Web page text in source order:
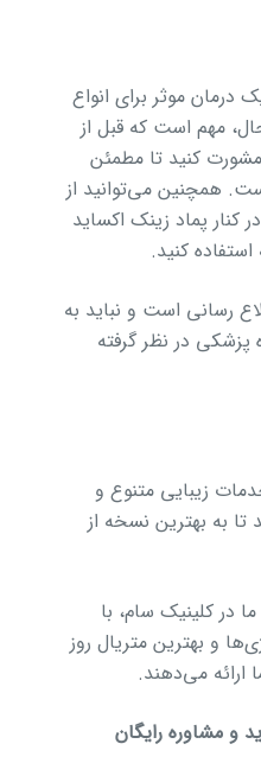
درمان موثر برای انواع
مهم است که قبل از
کنید تا مطمئن
همچنین می‌توانید از
پماد زینک اکساید
کنید.
رسانی است و نباید به
پزشکی در نظر گرفته
زیبایی متنوع و
به بهترین نسخه از
در کلینیک سام، با
و بهترین متریال روز
ارائه می‌دهند.
و مشاوره رایگان